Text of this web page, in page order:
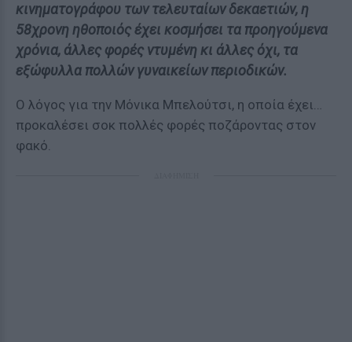
κινηματογράφου των τελευταίων δεκαετιών, η
58χρονη ηθοποιός έχει κοσμήσει τα προηγούμενα
χρόνια, άλλες φορές ντυμένη κι άλλες όχι, τα
εξώφυλλα πολλών γυναικείων περιοδικών.
Ο λόγος για την Μόνικα Μπελούτσι, η οποία έχει…
προκαλέσει σοκ πολλές φορές ποζάροντας στον
φακό.